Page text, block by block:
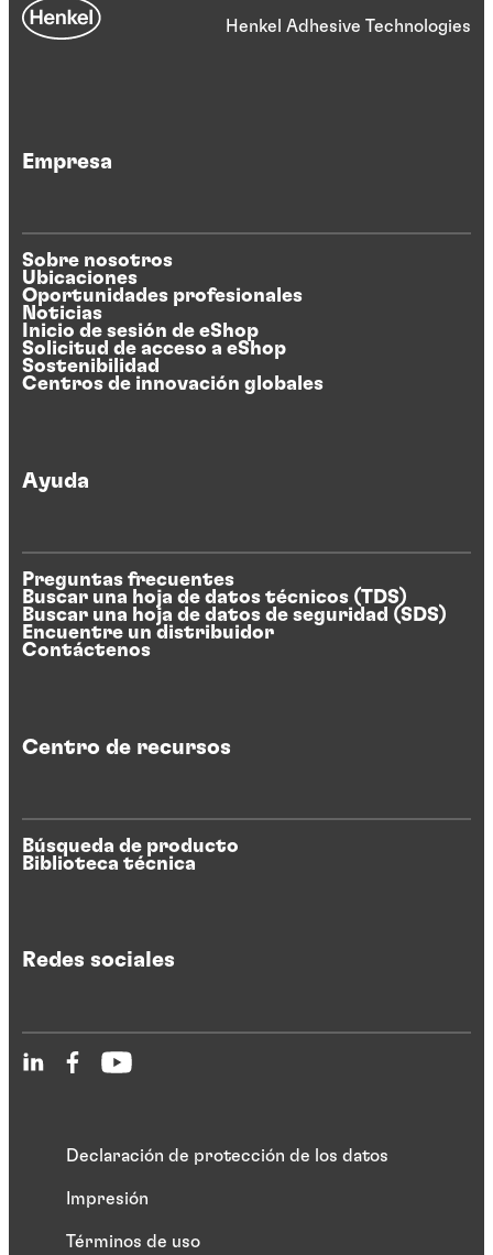
Henkel Adhesive Technologies
Empresa
Sobre nosotros
Ubicaciones
Oportunidades profesionales
Noticias
Inicio de sesión de eShop
Solicitud de acceso a eShop
Sostenibilidad
Centros de innovación globales
Ayuda
Preguntas frecuentes
Buscar una hoja de datos técnicos (TDS)
Buscar una hoja de datos de seguridad (SDS)
Encuentre un distribuidor
Contáctenos
Centro de recursos
Búsqueda de producto
Biblioteca técnica
Redes sociales
Declaración de protección de los datos
Impresión
Términos de uso